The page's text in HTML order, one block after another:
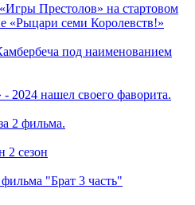
Престолов» на стартовом
«Рыцари семи Королевств!»
под наименованием
нашел своего фаворита.
2 фильма.
2 сезон
"Брат 3 часть"